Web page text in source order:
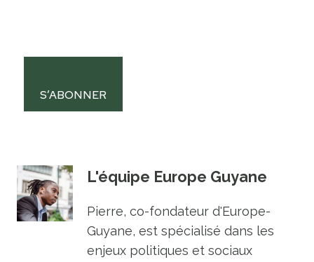
S’ABONNER
L'équipe Europe Guyane
Pierre, co-fondateur d'Europe-
Guyane, est spécialisé dans les
enjeux politiques et sociaux